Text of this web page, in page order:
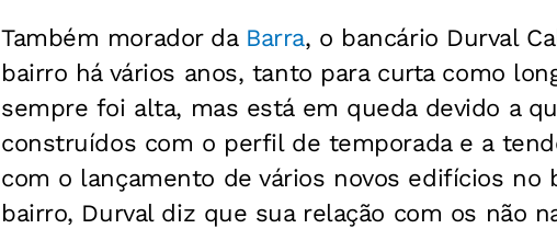
Também morador da Barra, o bancário Durval
bairro há vários anos, tanto para curta como
sempre foi alta, mas está em queda devido a
construídos com o perfil de temporada e a
com o lançamento de vários novos edifícios no
bairro, Durval diz que sua relação com os não